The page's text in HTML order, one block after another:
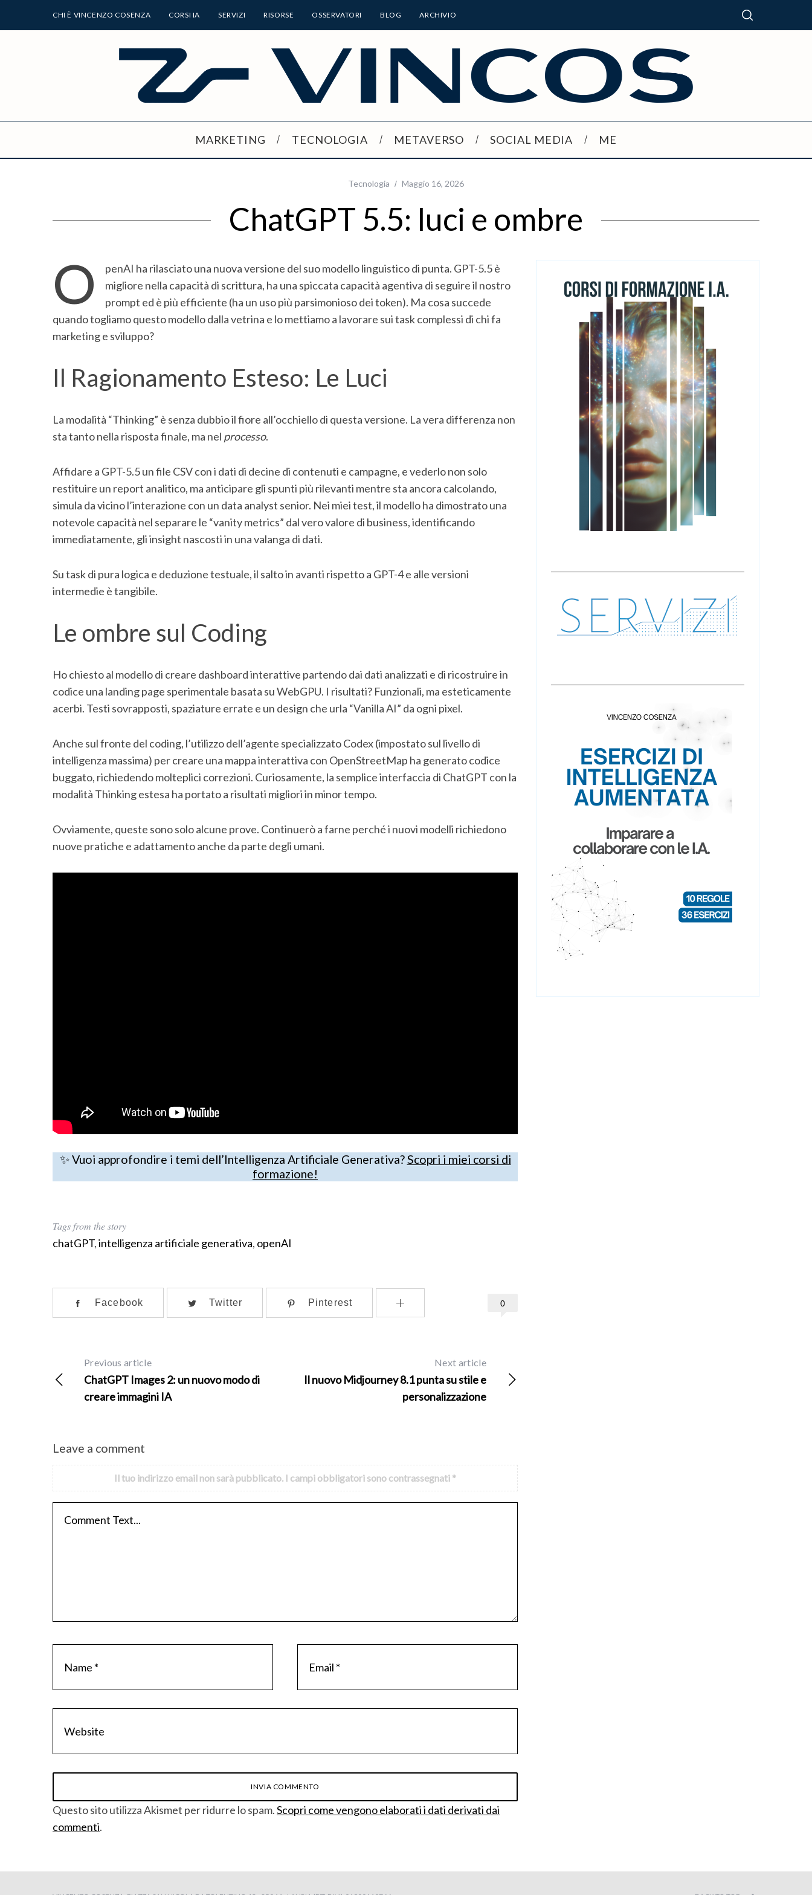
CHI È VINCENZO COSENZA CORSI IA SERVIZI RISORSE OSSERVATORI BLOG ARCHIVIO
MARKETING TECNOLOGIA METAVERSO SOCIAL MEDIA ME
Tecnologia Maggio 16, 2026
ChatGPT 5.5: luci e ombre
O
penAI ha rilasciato una nuova versione del suo modello linguistico di punta. GPT-5.5 è
migliore nella capacità di scrittura, ha una spiccata capacità agentiva di seguire il nostro
prompt ed è più efficiente (ha un uso più parsimonioso dei token). Ma cosa succede
quando togliamo questo modello dalla vetrina e lo mettiamo a lavorare sui task complessi di chi fa
marketing e sviluppo?
Il Ragionamento Esteso: Le Luci
La modalità “Thinking” è senza dubbio il fiore all’occhiello di questa versione. La vera differenza non
sta tanto nella risposta finale, ma nel processo.
Affidare a GPT-5.5 un file CSV con i dati di decine di contenuti e campagne, e vederlo non solo
restituire un report analitico, ma anticipare gli spunti più rilevanti mentre sta ancora calcolando,
simula da vicino l’interazione con un data analyst senior. Nei miei test, il modello ha dimostrato una
notevole capacità nel separare le “vanity metrics” dal vero valore di business, identificando
immediatamente, gli insight nascosti in una valanga di dati.
Su task di pura logica e deduzione testuale, il salto in avanti rispetto a GPT-4 e alle versioni
intermedie è tangibile.
Le ombre sul Coding
Ho chiesto al modello di creare dashboard interattive partendo dai dati analizzati e di ricostruire in
codice una landing page sperimentale basata su WebGPU. I risultati? Funzionali, ma esteticamente
acerbi. Testi sovrapposti, spaziature errate e un design che urla “Vanilla AI” da ogni pixel.
Anche sul fronte del coding, l’utilizzo dell’agente specializzato Codex (impostato sul livello di
intelligenza massima) per creare una mappa interattiva con OpenStreetMap ha generato codice
buggato, richiedendo molteplici correzioni. Curiosamente, la semplice interfaccia di ChatGPT con la
modalità Thinking estesa ha portato a risultati migliori in minor tempo.
Ovviamente, queste sono solo alcune prove. Continuerò a farne perché i nuovi modelli richiedono
nuove pratiche e adattamento anche da parte degli umani.
✨ Vuoi approfondire i temi dell’Intelligenza Artificiale Generativa?Scopri i miei corsi di
formazione!
Tags from the story
chatGPT,intelligenza artificiale generativa, openAI
0
Facebook Twitter Pinterest
Previous article
ChatGPT Images 2: un nuovo modo di
creare immagini IA
Next article
Il nuovo Midjourney 8.1 punta su stile e
personalizzazione
Leave a comment
Il tuo indirizzo email non sarà pubblicato. I campi obbligatori sono contrassegnati *
Questo sito utilizza Akismet per ridurre lo spam.Scopri come vengono elaborati i dati derivati dai
commenti.
e